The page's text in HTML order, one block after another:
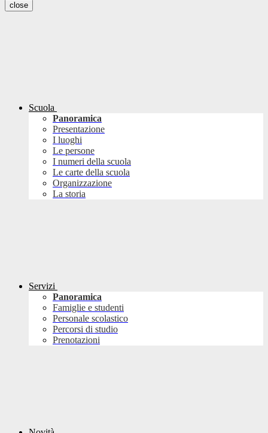
close
Scuola
Panoramica
Presentazione
I luoghi
Le persone
I numeri della scuola
Le carte della scuola
Organizzazione
La storia
Servizi
Panoramica
Famiglie e studenti
Personale scolastico
Percorsi di studio
Prenotazioni